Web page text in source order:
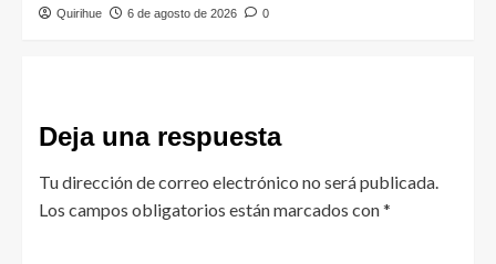
Quirihue 6 de agosto de 2026 0
Deja una respuesta
Tu dirección de correo electrónico no será publicada.
Los campos obligatorios están marcados con*